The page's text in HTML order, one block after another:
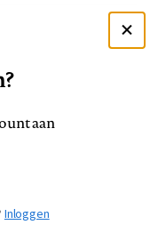
verdienen
aan
Inloggen